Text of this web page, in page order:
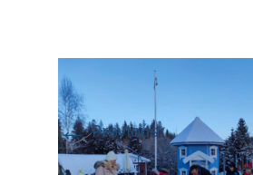
←Previous